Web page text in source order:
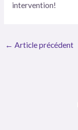
intervention!
← Article précédent